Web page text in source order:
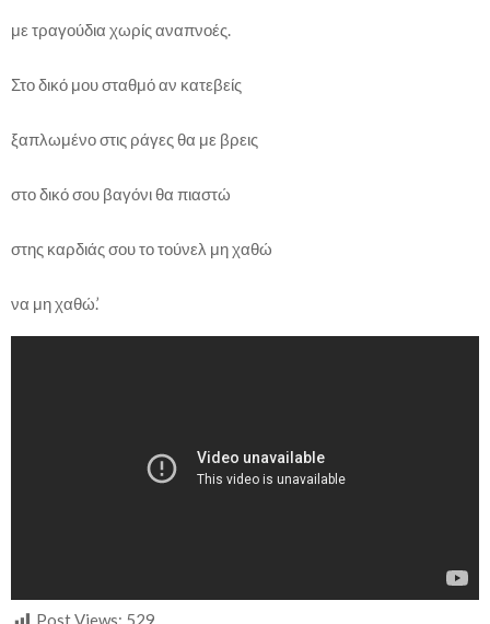
με τραγούδια χωρίς αναπνοές.
Στο δικό μου σταθμό αν κατεβείς
ξαπλωμένο στις ράγες θα με βρεις
στο δικό σου βαγόνι θα πιαστώ
στης καρδιάς σου το τούνελ μη χαθώ
να μη χαθώ.’
Post Views: 529